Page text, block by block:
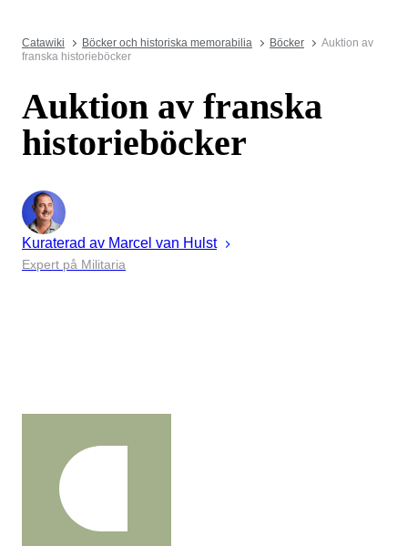
Catawiki Böcker och historiska memorabilia Böcker
Auktion av
franska historieböcker
Auktion av franska
historieböcker
Kuraterad av Marcel van Hulst
Expert på Militaria